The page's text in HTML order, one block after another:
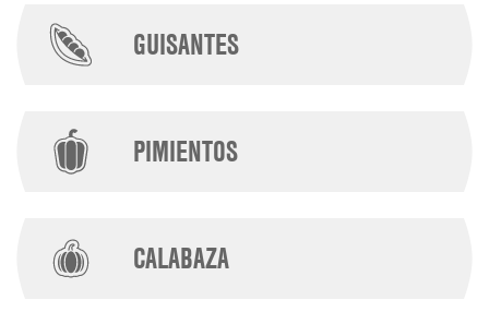
GUISANTES
PIMIENTOS
CALABAZA